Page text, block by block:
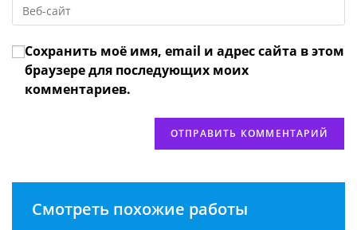
чтобы
прокомментировать
адрес,
чтобы
URL
веб-
сайта
(необязательно)
Сохранить моё имя, email и адрес сайта в этом
браузере для последующих моих
комментариев.
Смотреть похожие работы